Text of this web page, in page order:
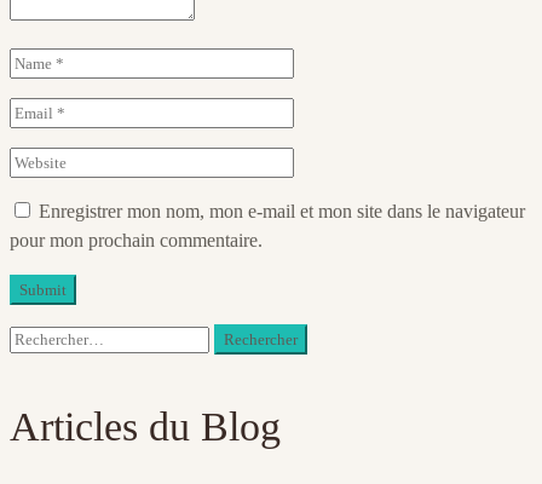
Enregistrer mon nom, mon e-mail et mon site dans le navigateur
pour mon prochain commentaire.
Rechercher :
Articles du Blog